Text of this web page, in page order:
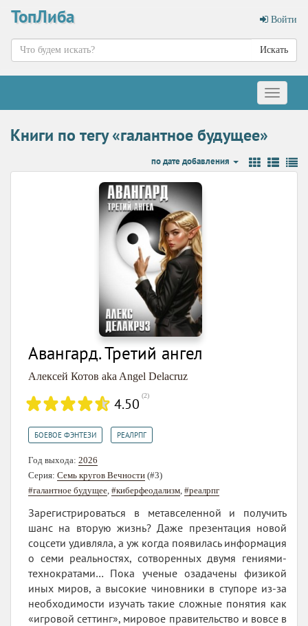
ТопЛиба Войти
Искать
Меню
Книги по тегу «галантное будущее»
по дате добавления
Авангард. Третий ангел
Алексей Котов aka Angel Delacruz
4.50 (2)
БОЕВОЕ ФЭНТЕЗИ РЕАЛРПГ
Год выхода: 2026
Серия: Семь кругов Вечности (#3)
#галантное будущее, #киберфеодализм, #реалрпг
Зарегистрироваться в метавселенной и получить
шанс на вторую жизнь? Даже презентация новой
соцсети удивляла, а уж когда появилась информация
о семи реальностях, сотворенных двумя гениями-
технократами… Пока ученые озадачены физикой
иных миров, а высокие чиновники в ступоре из-за
необходимости изучать такие сложные понятия как
«игровой сеттинг», мировое правительство и вовсе в